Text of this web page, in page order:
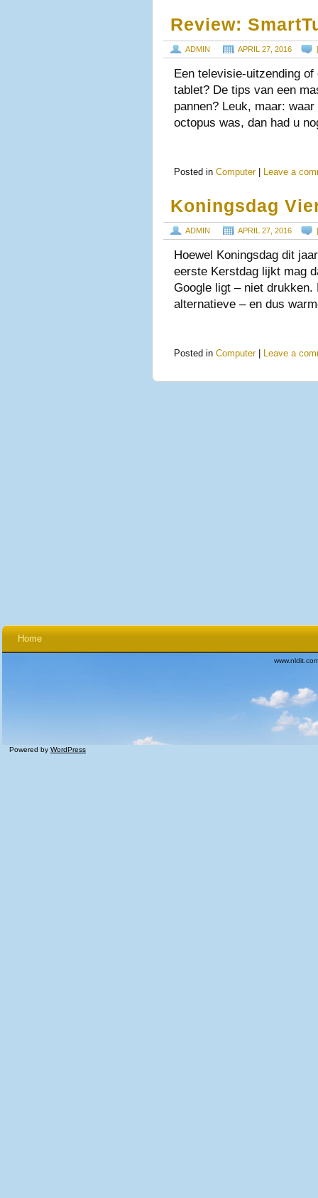
Review:
ADMIN APRIL 27, 2016
Een televisie-uitzending
tablet? De tips van een
pannen? Leuk, maar:
octopus was, dan had u
Posted in Computer Leave a
Koningsdag
ADMIN APRIL 27, 2016
Hoewel Koningsdag dit
eerste Kerstdag lijkt mag
Google ligt – niet
alternatieve – en dus
Posted in Computer Leave a
Home
Powered by WordPress